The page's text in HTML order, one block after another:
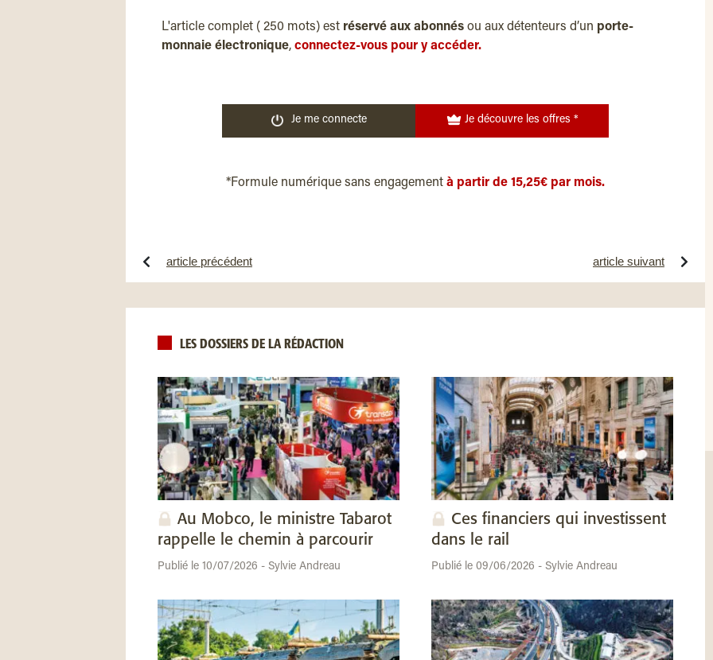
L'article complet ( 250 mots) est réservé aux abonnés ou aux détenteurs d’un porte-
monnaie électronique, connectez-vous pour y accéder.
Je me connecte Je découvre les offres *
*Formule numérique sans engagement à partir de 15,25€ par mois.
article précédent article suivant
LES DOSSIERS DE LA RÉDACTION
Au Mobco, le ministre Tabarot
rappelle le chemin à parcourir
Publié le 10/07/2026 - Sylvie Andreau
Ces financiers qui investissent
dans le rail
Publié le 09/06/2026 - Sylvie Andreau